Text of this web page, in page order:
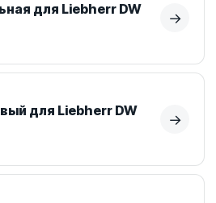
для Liebherr DW
→
для Liebherr DW
→